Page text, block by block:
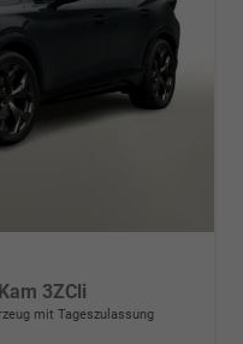
3ZCli
mit Tageszulassung